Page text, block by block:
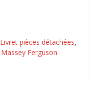
Livret pièces détachées,
Massey Ferguson